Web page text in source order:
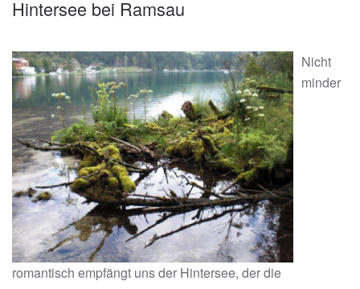
Hintersee bei Ramsau
Nicht
minder
romantisch empfängt uns der Hintersee, der die